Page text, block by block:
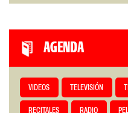
AGENDA
VIDEOS TELEVISIÓN
RECITALES RADIO